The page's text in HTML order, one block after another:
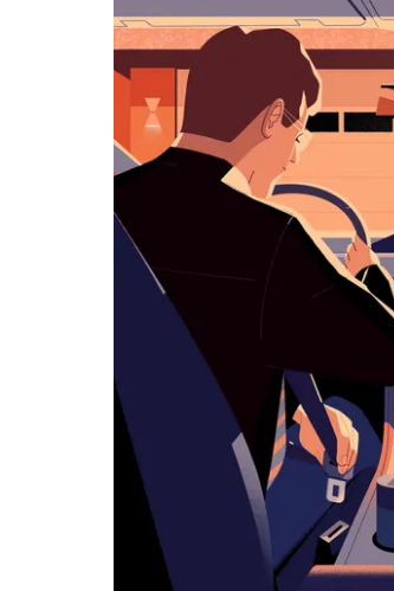
закрыть
календарь,
нажмите
Esc.